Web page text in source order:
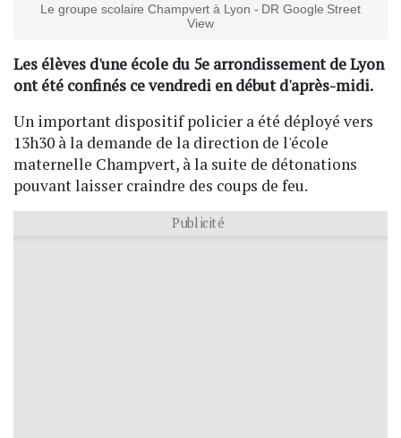
Le groupe scolaire Champvert à Lyon - DR Google Street
View
Les élèves d'une école du 5e arrondissement de Lyon
ont été confinés ce vendredi en début d'après-midi.
Un important dispositif policier a été déployé vers
13h30 à la demande de la direction de l'école
maternelle Champvert, à la suite de détonations
pouvant laisser craindre des coups de feu.
Publicité